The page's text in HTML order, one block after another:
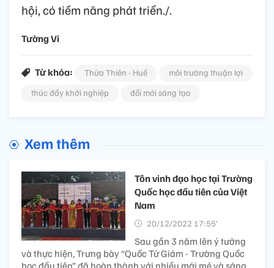
hội, có tiềm năng phát triển./.
Tường Vi
Từ khóa: Thừa Thiên - Huế
môi trường thuận lợi
thúc đẩy khởi nghiệp
đổi mới sáng tạo
Xem thêm
Tôn vinh đạo học tại Trường
Quốc học đầu tiên của Việt
Nam
20/12/2022 17:55’
Sau gần 3 năm lên ý tưởng
và thực hiện, Trưng bày “Quốc Tử Giám - Trường Quốc
học đầu tiên” đã hoàn thành với nhiều mới mẻ và sáng